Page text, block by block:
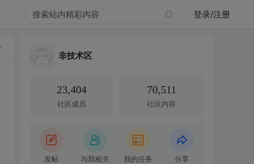
登录/注册
非技术区
23,404
社区成员
70,511
社区内容
发帖 与我相关 我的任务 分享